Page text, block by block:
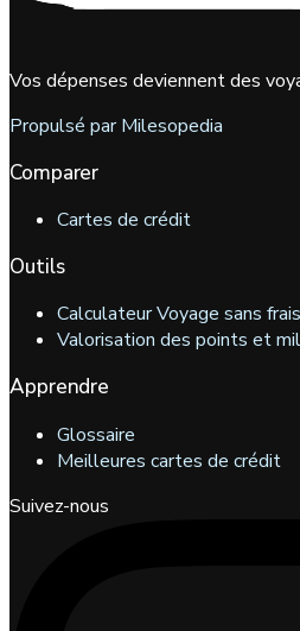
Vos dépenses deviennent des
Propulsé par Milesopedia
Comparer
Cartes de crédit
Outils
Calculateur Voyage sans
Valorisation des points et
Apprendre
Glossaire
Meilleures cartes de crédit
Suivez-nous